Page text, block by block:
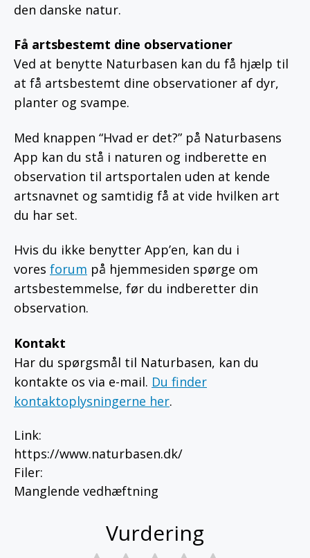
den danske natur.
Få artsbestemt dine observationer
Ved at benytte Naturbasen kan du få hjælp til
at få artsbestemt dine observationer af dyr,
planter og svampe.
Med knappen “Hvad er det?” på Naturbasens
App kan du stå i naturen og indberette en
observation til artsportalen uden at kende
artsnavnet og samtidig få at vide hvilken art
du har set.
Hvis du ikke benytter App’en, kan du i
vores forum på hjemmesiden spørge om
artsbestemmelse, før du indberetter din
observation.
Kontakt
Har du spørgsmål til Naturbasen, kan du
kontakte os via e-mail. Du finder
kontaktoplysningerne her.
Link:
https://www.naturbasen.dk/
Filer:
Manglende vedhæftning
Vurdering